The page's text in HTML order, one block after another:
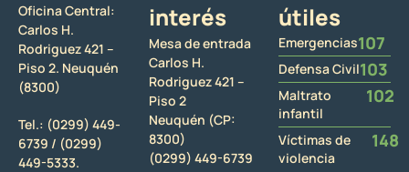
Oficina Central:
Carlos H.
Rodriguez 421 –
Piso 2. Neuquén
(8300)
Tel.: (0299) 449-
6739 / (0299)
449-5333.
interés
Mesa de entrada
Carlos H.
Rodriguez 421 –
Piso 2
Neuquén (CP:
8300)
(0299) 449-6739
útiles
Emergencias107
Defensa Civil103
Maltrato
infantil
102
Víctimas de
violencia
148